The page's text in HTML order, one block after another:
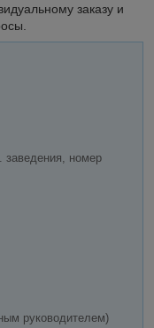
заказу и
номер
руководителем)